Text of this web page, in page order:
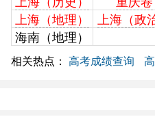
上海（地理） 上海（政
海南（地理）
相关热点： 高考成绩查询